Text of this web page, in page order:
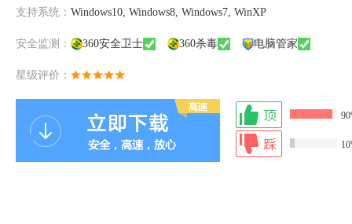
支持系统： Windows10, Windows8, Windows7, WinXP
安全监测： 360安全卫士 360杀毒 电脑管家
星级评价：